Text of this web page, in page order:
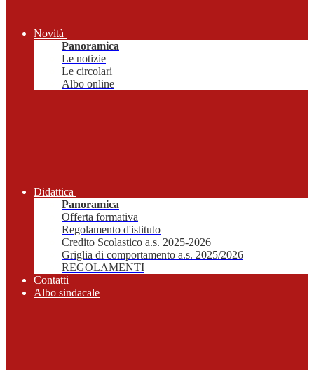
Novità
Panoramica
Le notizie
Le circolari
Albo online
Didattica
Panoramica
Offerta formativa
Regolamento d'istituto
Credito Scolastico a.s. 2025-2026
Griglia di comportamento a.s. 2025/2026
REGOLAMENTI
Contatti
Albo sindacale